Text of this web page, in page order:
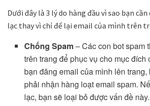
Dưới đây là 3 lý do hàng đầu vì sao bạn
lạc thay vì chỉ để lại email của mình trên
Chống Spam– Các con bot spam
trên trang để phục vụ cho mục đích
bạn đăng email của mình lên trang,
phải nhận hàng loạt email spam.
lạc, bạn sẽ loại bỏ được vấn đề này.